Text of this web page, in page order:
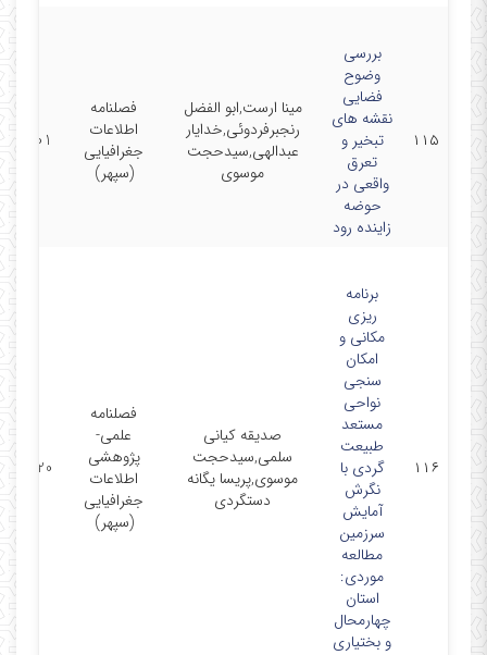
۱۱۵
بررسی
وضوح
فضایی
نقشه های
تبخیر و
تعرق
واقعی در
حوضه
زاینده رود
مینا ارست,ابو الفضل
رنجبرفردوئی,خدایار
عبدالهی,سیدحجت
موسوی
فصلنامه
اطلاعات
جغرافیایی
(سپهر)
02/01
۱۱۶
برنامه
ریزی
مکانی و
امکان
سنجی
نواحی
مستعد
طبیعت
گردی با
نگرش
آمایش
سرزمین
مطالعه
موردی:
استان
چهارمحال
و بختیاری
صدیقه کیانی
سلمی,سیدحجت
موسوی,پریسا یگانه
دستگردی
فصلنامه
علمی-
پژوهشی
اطلاعات
جغرافیایی
(سپهر)
06/20